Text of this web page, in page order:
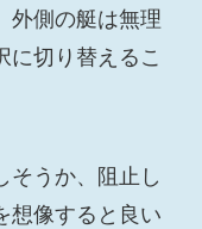
外側の艇は無理
に切り替えるこ
そうか、阻止し
想像すると良い